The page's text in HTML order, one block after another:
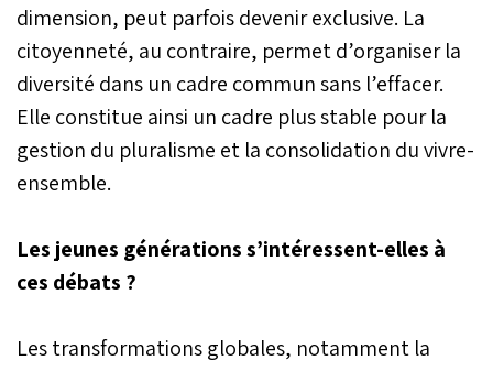
dimension, peut parfois devenir exclusive. La
citoyenneté, au contraire, permet d’organiser la
diversité dans un cadre commun sans l’effacer.
Elle constitue ainsi un cadre plus stable pour la
gestion du pluralisme et la consolidation du vivre-
ensemble.
Les jeunes générations s’intéressent-elles à
ces débats ?
Les transformations globales, notamment la